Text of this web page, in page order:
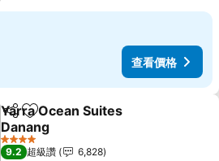
查看價格
分享 加入我的最愛
Yarra Ocean Suites
Danang
4 星級
9.2 超級讚
6,828